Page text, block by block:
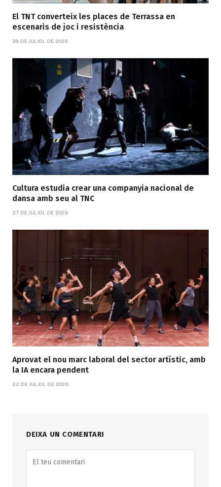
El TNT converteix les places de Terrassa en
escenaris de joc i resistència
28 DE JULIOL DE 2026
Cultura estudia crear una companyia nacional de
dansa amb seu al TNC
27 DE JULIOL DE 2026
Aprovat el nou marc laboral del sector artístic, amb
la IA encara pendent
22 DE JULIOL DE 2026
DEIXA UN COMENTARI